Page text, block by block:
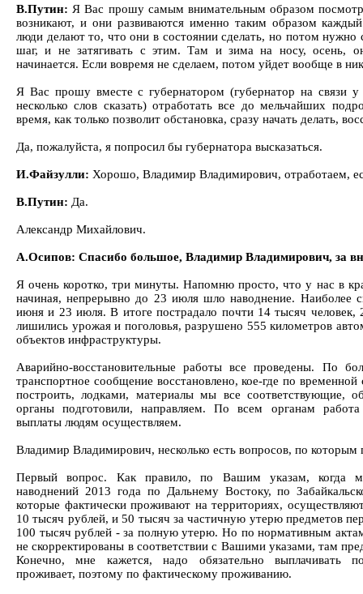
В.Путин: Я Вас прошу самым внимательным образом
возникают, и они развиваются именно таким образом
люди делают то, что они в состоянии сделать, но потом нужно
шаг, и не затягивать с этим. Там и зима на носу, осень,
начинается. Если вовремя не сделаем, потом уйдет вообще в
Я Вас прошу вместе с губернатором (губернатор на связи
несколько слов сказать) отработать все до мельчайших
время, как только позволит обстановка, сразу начать делать,
Да, пожалуйста, я попросил бы губернатора высказаться.
И.Файзулли: Хорошо, Владимир Владимирович, отработаем,
В.Путин: Да.
Александр Михайлович.
А.Осипов: Спасибо большое, Владимир Владимирович, за
Я очень коротко, три минуты. Напомню просто, что у нас в
начиная, непрерывно до 23 июля шло наводнение. Наиболее
июня и 23 июля. В итоге пострадало почти 14 тысяч человек,
лишились урожая и поголовья, разрушено 555 километров
объектов инфраструктуры.
Аварийно-восстановительные работы все проведены. По
транспортное сообщение восстановлено, кое-где по
построить, лодками, материалы мы все соответствующие,
органы подготовили, направляем. По всем органам
выплаты людям осуществляем.
Владимир Владимирович, несколько есть вопросов, по
Первый вопрос. Как правило, по Вашим указам, когда мы
наводнений 2013 года по Дальнему Востоку, по
которые фактически проживают на территориях,
10 тысяч рублей, и 50 тысяч за частичную утерю предметов
100 тысяч рублей - за полную утерю. Но по нормативным
не скорректированы в соответствии с Вашими указами, там
Конечно, мне кажется, надо обязательно выплачивать
проживает, поэтому по фактическому проживанию.